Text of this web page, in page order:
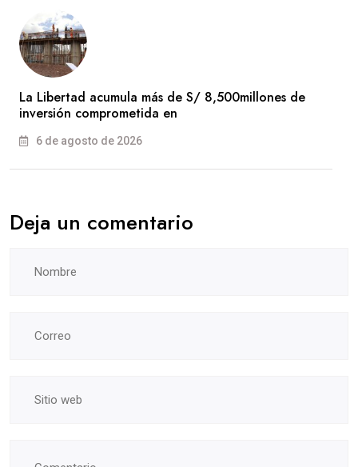
La Libertad acumula más de S/ 8,500millones de
inversión comprometida en
6 de agosto de 2026
Deja un comentario